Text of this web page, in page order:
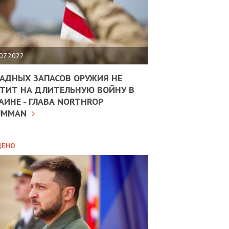
ЗАПАСОВ ОРУЖИЯ НЕ
НА ДЛИТЕЛЬНУЮ ВОЙНУ В
- ГЛАВА NORTHROP
10.02.2025